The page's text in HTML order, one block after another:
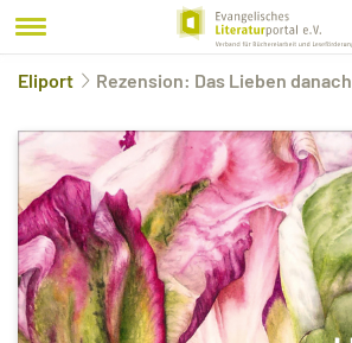
Eliport Rezension: Das Lieben danach